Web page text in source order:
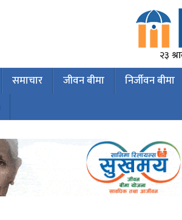
२३
समाचार जीवन बीमा निर्जीवन बीमा